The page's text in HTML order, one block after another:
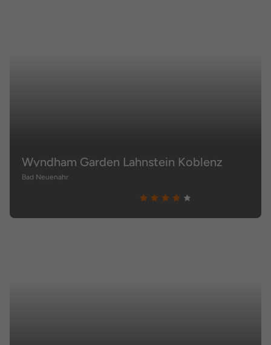
Wyndham Garden Lahnstein Koblenz
Bad Neuenahr